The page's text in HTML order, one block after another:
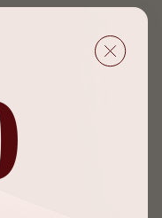
als
verdoving en